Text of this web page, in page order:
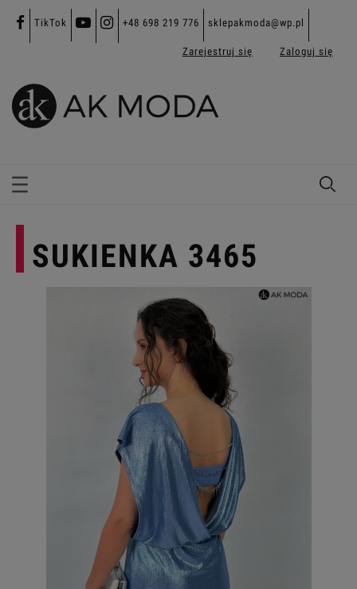
TikTok +48 698 219 776 sklepakmoda@wp.pl
Zarejestruj się Zaloguj się
SUKIENKA 3465